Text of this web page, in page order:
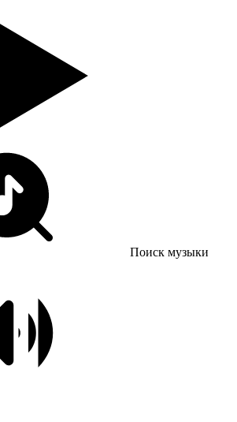
Поиск музыки